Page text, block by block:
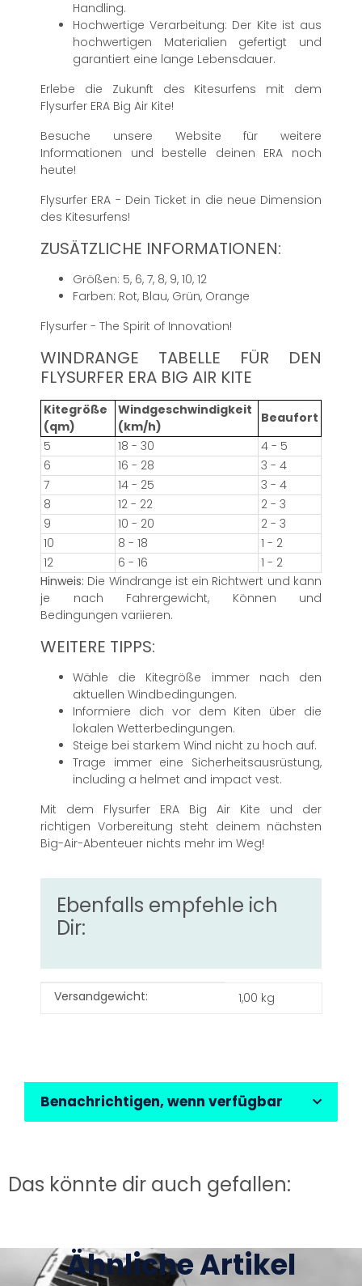
Handling.
Hochwertige Verarbeitung: Der Kite ist aus
hochwertigen Materialien gefertigt und
garantiert eine lange Lebensdauer.
Erlebe die Zukunft des Kitesurfens mit dem
Flysurfer ERA Big Air Kite!
Besuche unsere Website für weitere
Informationen und bestelle deinen ERA noch
heute!
Flysurfer ERA - Dein Ticket in die neue Dimension
des Kitesurfens!
ZUSÄTZLICHE INFORMATIONEN:
Größen: 5, 6, 7, 8, 9, 10, 12
Farben: Rot, Blau, Grün, Orange
Flysurfer - The Spirit of Innovation!
WINDRANGE TABELLE FÜR DEN
FLYSURFER ERA BIG AIR KITE
Kitegröße
(qm)
Windgeschwindigkeit
(km/h)
Beaufort
5
18 - 30
4 - 5
6
16 - 28
3 - 4
7
14 - 25
3 - 4
8
12 - 22
2 - 3
9
10 - 20
2 - 3
10
8 - 18
1 - 2
12
6 - 16
1 - 2
Hinweis: Die Windrange ist ein Richtwert und kann
je nach Fahrergewicht, Können und
Bedingungen variieren.
WEITERE TIPPS:
Wähle die Kitegröße immer nach den
aktuellen Windbedingungen.
Informiere dich vor dem Kiten über die
lokalen Wetterbedingungen.
Steige bei starkem Wind nicht zu hoch auf.
Trage immer eine Sicherheitsausrüstung,
including a helmet and impact vest.
Mit dem Flysurfer ERA Big Air Kite und der
richtigen Vorbereitung steht deinem nächsten
Big-Air-Abenteuer nichts mehr im Weg!
Ebenfalls empfehle ich
Dir:
Produkteigenschaft
Wert
Versandgewicht: 1,00 kg
Benachrichtigen, wenn verfügbar
Das könnte dir auch gefallen:
Ähnliche Artikel